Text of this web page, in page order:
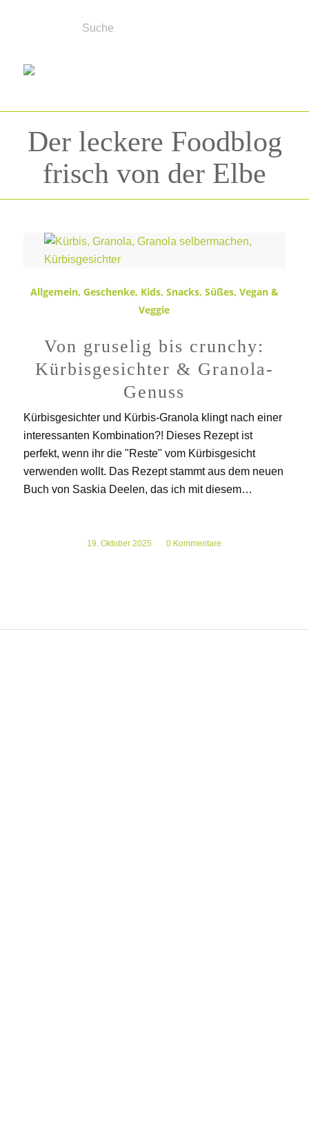
Der leckere Foodblog
frisch von der Elbe
Schlagwortarchiv für:Vorlagen
Allgemein, Geschenke, Kids, Snacks, Süßes, Vegan &
Veggie
Von gruselig bis crunchy:
Kürbisgesichter & Granola-
Genuss
Kürbisgesichter und Kürbis-Granola klingt nach einer
interessanten Kombination?! Dieses Rezept ist
perfekt, wenn ihr die "Reste" vom Kürbisgesicht
verwenden wollt. Das Rezept stammt aus dem neuen
Buch von Saskia Deelen, das ich mit diesem…
19. Oktober 2025
/ 0 Kommentare